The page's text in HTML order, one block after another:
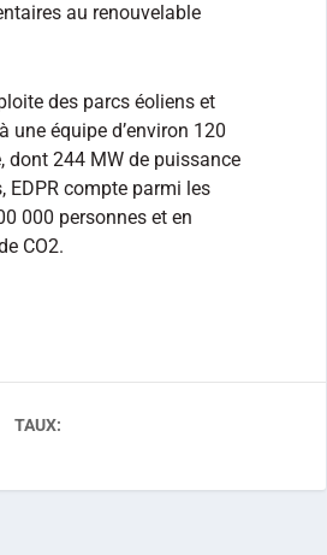
au renouvelable
des parcs éoliens et
une équipe d’environ 120
dont 244 MW de puissance
EDPR compte parmi les
000 personnes et en
CO2.
TAUX: